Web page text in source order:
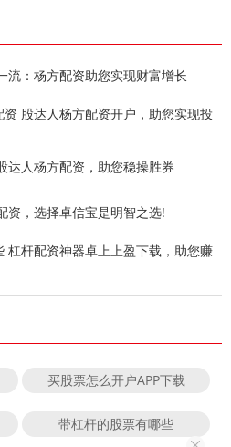
流：杨方配资助您实现财富增长
股达人杨方配资开户，助您实现投
达人杨方配资，助您稳操胜券
资，选择卓信宝是明智之选!
杠杆配资神器卓上上盈下载，助您赚
买股票怎么开户APP下载
带杠杆的股票有哪些